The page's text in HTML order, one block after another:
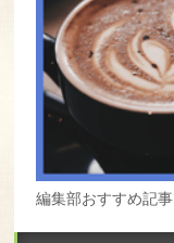
編集部おすすめ記